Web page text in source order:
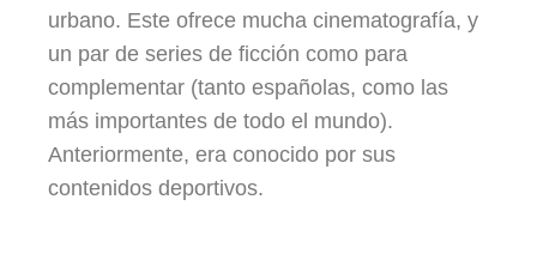
urbano. Este ofrece mucha cinematografía, y
un par de series de ficción como para
complementar (tanto españolas, como las
más importantes de todo el mundo).
Anteriormente, era conocido por sus
contenidos deportivos.